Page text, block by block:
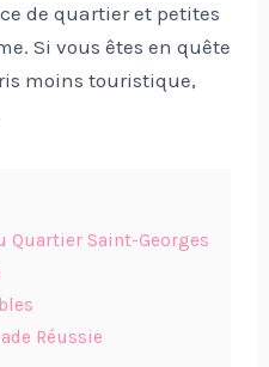
de quartier et petites
Si vous êtes en quête
moins touristique,
Saint-Georges
Réussie